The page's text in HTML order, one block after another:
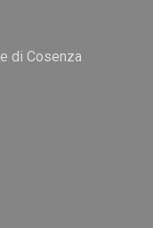
di Cosenza